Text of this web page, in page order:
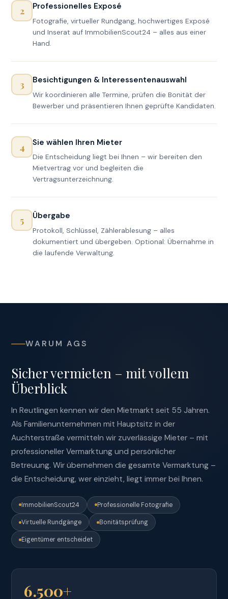
2 Professionelles Exposé
Fotografie, virtueller Rundgang, hochwertiges Exposé
und Inserat auf ImmobilienScout24 – alles aus einer
Hand.
3 Besichtigungen & Interessentenauswahl
Wir koordinieren alle Termine, prüfen die Bonität der
Bewerber und präsentieren Ihnen geprüfte Kandidaten.
4 Sie wählen Ihren Mieter
Die Entscheidung liegt bei Ihnen – wir bereiten den
Mietvertrag vor und begleiten die
Vertragsunterzeichnung.
5 Übergabe
Protokoll, Schlüssel, Zählerablesung – alles
dokumentiert und übergeben. Optional: Übernahme in
die laufende Verwaltung.
WARUM AGS
Sicher vermieten – mit vollem
Überblick
In Reutlingen kennen wir den Mietmarkt seit 55 Jahren.
Als Familienunternehmen mit Hauptsitz in der
Auchterstraße vermitteln wir zuverlässige Mieter – mit
professioneller Vermarktung und persönlicher
Betreuung. Wir übernehmen die gesamte Vermarktung –
die Entscheidung, wer einzieht, liegt immer bei Ihnen.
ImmobilienScout24 Professionelle Fotografie
Virtuelle Rundgänge Bonitätsprüfung
Eigentümer entscheidet
6.500+